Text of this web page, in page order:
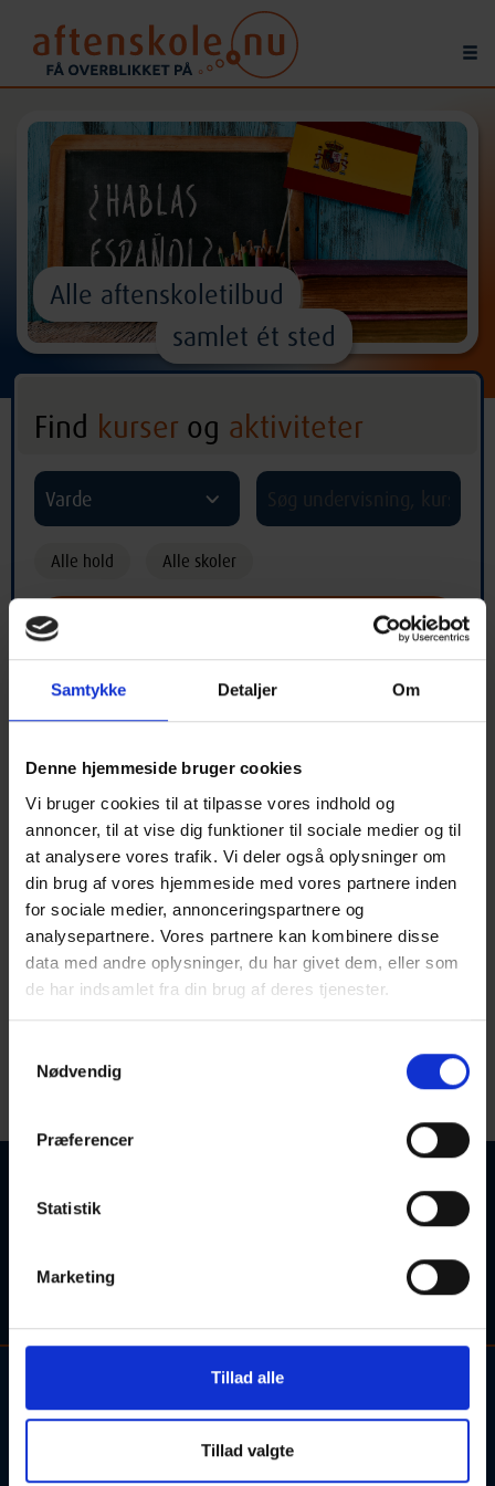
Samtykke Detaljer Om
Denne hjemmeside bruger cookies
Vi bruger cookies til at tilpasse vores indhold og
annoncer, til at vise dig funktioner til sociale medier og til
at analysere vores trafik. Vi deler også oplysninger om
din brug af vores hjemmeside med vores partnere inden
for sociale medier, annonceringspartnere og
analysepartnere. Vores partnere kan kombinere disse
data med andre oplysninger, du har givet dem, eller som
de har indsamlet fra din brug af deres tjenester.
Nødvendig
Præferencer
Statistik
Marketing
Tillad alle
Tillad valgte
Alle aftenskoletilbud
samlet ét sted
Find kurser og aktiviteter
Varde ^
Alle hold Alle skoler
A B C D E F G H
J K L M N O P Q R
S T U V X Y Z
Å *
eller søgeordet i en kortere sproglig form (fx. "engelsk" i
stedet for "engelskundervisning").
Kontakt og information om aftenskolehold, arrangementer og
tilmelding:
Alle henvendelser bedes rettet til de udbydende skoler.